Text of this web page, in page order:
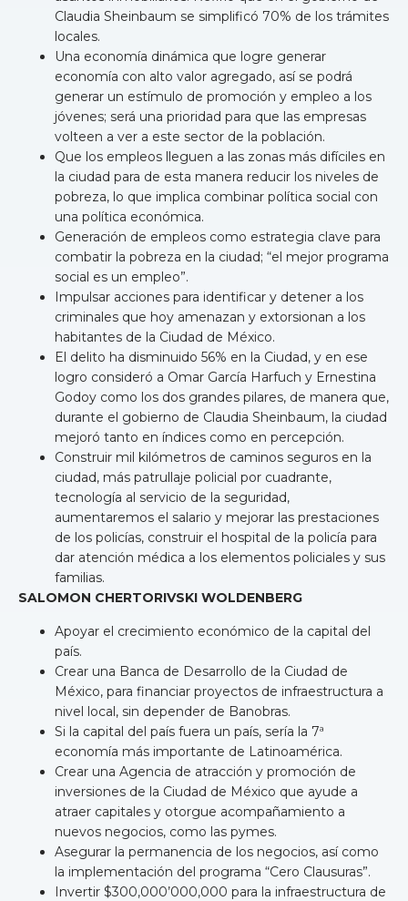
Claudia Sheinbaum se simplificó 70% de los trámites
locales.
Una economía dinámica que logre generar
economía con alto valor agregado, así se podrá
generar un estímulo de promoción y empleo a los
jóvenes; será una prioridad para que las empresas
volteen a ver a este sector de la población.
Que los empleos lleguen a las zonas más difíciles en
la ciudad para de esta manera reducir los niveles de
pobreza, lo que implica combinar política social con
una política económica.
Generación de empleos como estrategia clave para
combatir la pobreza en la ciudad; “el mejor programa
social es un empleo”.
Impulsar acciones para identificar y detener a los
criminales que hoy amenazan y extorsionan a los
habitantes de la Ciudad de México.
El delito ha disminuido 56% en la Ciudad, y en ese
logro consideró a Omar García Harfuch y Ernestina
Godoy como los dos grandes pilares, de manera que,
durante el gobierno de Claudia Sheinbaum, la ciudad
mejoró tanto en índices como en percepción.
Construir mil kilómetros de caminos seguros en la
ciudad, más patrullaje policial por cuadrante,
tecnología al servicio de la seguridad,
aumentaremos el salario y mejorar las prestaciones
de los policías, construir el hospital de la policía para
dar atención médica a los elementos policiales y sus
familias.
SALOMON CHERTORIVSKI WOLDENBERG
Apoyar el crecimiento económico de la capital del
país.
Crear una Banca de Desarrollo de la Ciudad de
México, para financiar proyectos de infraestructura a
nivel local, sin depender de Banobras.
Si la capital del país fuera un país, sería la 7ª
economía más importante de Latinoamérica.
Crear una Agencia de atracción y promoción de
inversiones de la Ciudad de México que ayude a
atraer capitales y otorgue acompañamiento a
nuevos negocios, como las pymes.
Asegurar la permanencia de los negocios, así como
la implementación del programa “Cero Clausuras”.
Invertir $300,000’000,000 para la infraestructura de